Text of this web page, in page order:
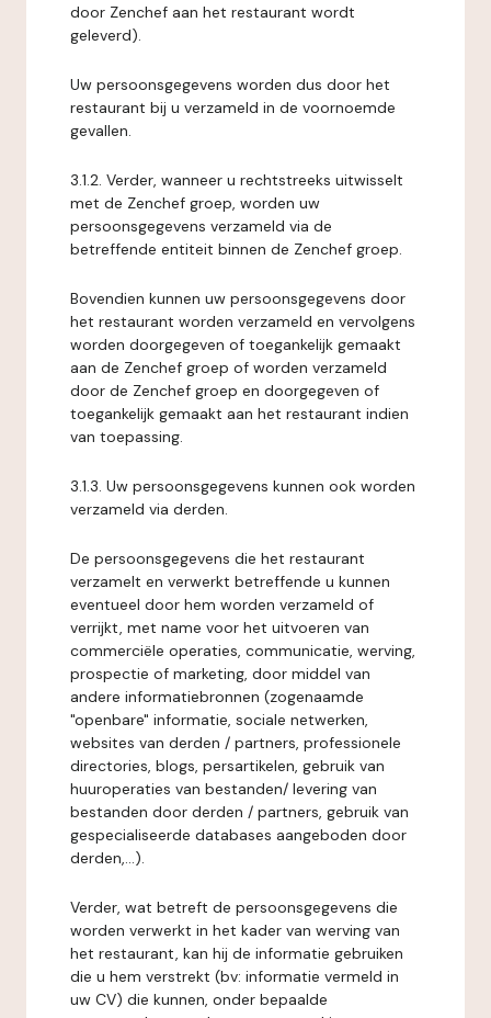
door Zenchef aan het restaurant wordt
geleverd).
Uw persoonsgegevens worden dus door het
restaurant bij u verzameld in de voornoemde
gevallen.
3.1.2. Verder, wanneer u rechtstreeks uitwisselt
met de Zenchef groep, worden uw
persoonsgegevens verzameld via de
betreffende entiteit binnen de Zenchef groep.
Bovendien kunnen uw persoonsgegevens door
het restaurant worden verzameld en vervolgens
worden doorgegeven of toegankelijk gemaakt
aan de Zenchef groep of worden verzameld
door de Zenchef groep en doorgegeven of
toegankelijk gemaakt aan het restaurant indien
van toepassing.
3.1.3. Uw persoonsgegevens kunnen ook worden
verzameld via derden.
De persoonsgegevens die het restaurant
verzamelt en verwerkt betreffende u kunnen
eventueel door hem worden verzameld of
verrijkt, met name voor het uitvoeren van
commerciële operaties, communicatie, werving,
prospectie of marketing, door middel van
andere informatiebronnen (zogenaamde
"openbare" informatie, sociale netwerken,
websites van derden / partners, professionele
directories, blogs, persartikelen, gebruik van
huuroperaties van bestanden/ levering van
bestanden door derden / partners, gebruik van
gespecialiseerde databases aangeboden door
derden,...).
Verder, wat betreft de persoonsgegevens die
worden verwerkt in het kader van werving van
het restaurant, kan hij de informatie gebruiken
die u hem verstrekt (bv: informatie vermeld in
uw CV) die kunnen, onder bepaalde